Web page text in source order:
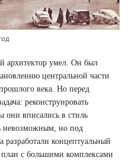
архитектор умел. Он был
центральной части
века. Но перед
реконструировать
они вписались в стиль
невозможным, но под
концептуальный
с большими комплексами